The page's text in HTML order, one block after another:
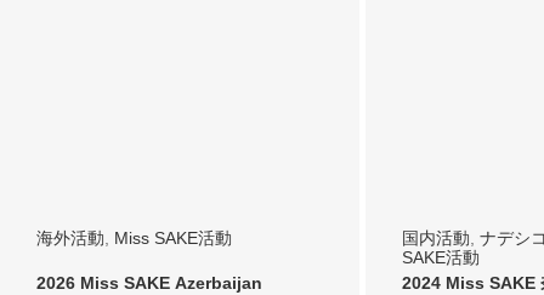
海外活動 Miss SAKE活動
2026 Miss SAKE Azerbaijan
国内活動 ナデシ
SAKE活動
2024 Miss SAKE